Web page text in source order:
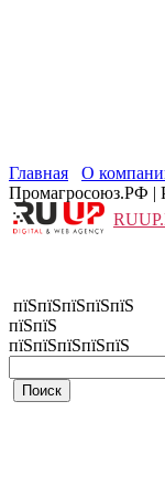
Главная О
Промагросоюз.РФ |
пїЅпїЅпїЅпїЅпїЅ
пїЅпїЅ
пїЅпїЅпїЅпїЅпїЅ